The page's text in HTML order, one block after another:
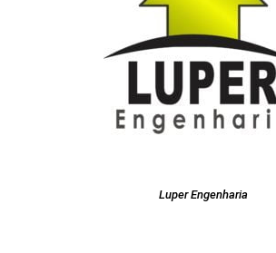
Luper Engenharia